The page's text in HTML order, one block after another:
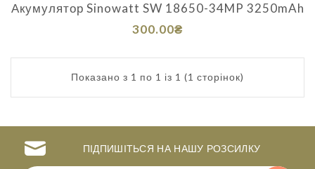
Акумулятор Sinowatt SW 18650-34MP 3250mAh
300.00₴
Показано з 1 по 1 із 1 (1 сторінок)
ПІДПИШІТЬСЯ НА НАШУ РОЗСИЛКУ